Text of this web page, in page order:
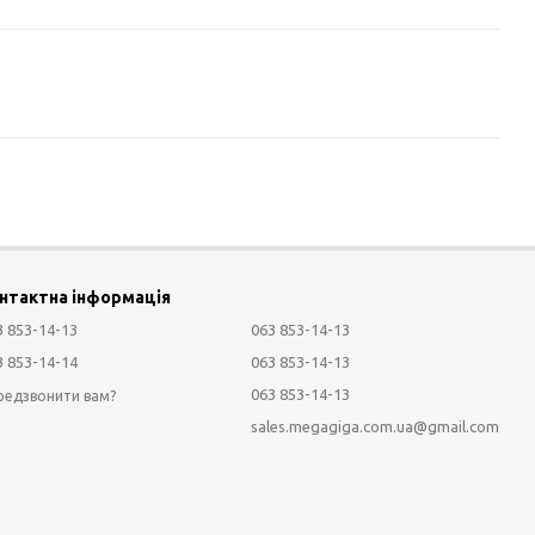
інформація
853-14-13
853-14-14
вам?
063 853-14-13
063 853-14-13
063 853-14-13
sales.megagiga.com.ua@gmail.com